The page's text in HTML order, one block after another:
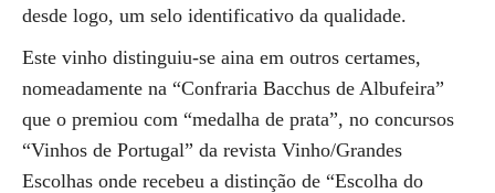
desde logo, um selo identificativo da qualidade.
Este vinho distinguiu-se aina em outros certames,
nomeadamente na “Confraria Bacchus de Albufeira”
que o premiou com “medalha de prata”, no concursos
“Vinhos de Portugal” da revista Vinho/Grandes
Escolhas onde recebeu a distinção de “Escolha do